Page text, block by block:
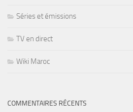
Séries et émissions
TV en direct
Wiki Maroc
COMMENTAIRES RÉCENTS